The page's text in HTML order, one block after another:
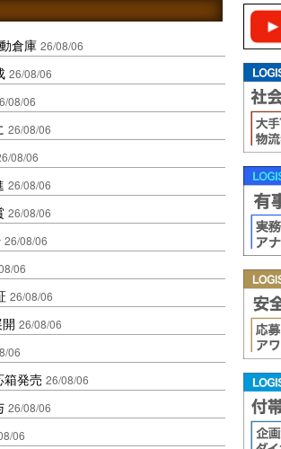
倉庫 26/08/06
26/08/06
08/06
26/08/06
08/06
26/08/06
26/08/06
26/08/06
06
26/08/06
26/08/06
06
箱発売 26/08/06
26/08/06
06